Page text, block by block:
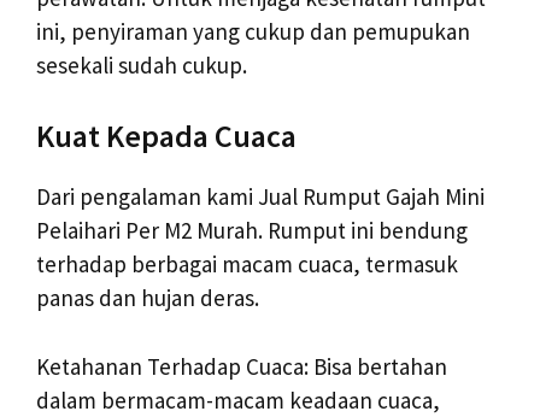
ini, penyiraman yang cukup dan pemupukan
sesekali sudah cukup.
Kuat Kepada Cuaca
Dari pengalaman kami Jual Rumput Gajah Mini
Pelaihari Per M2 Murah. Rumput ini bendung
terhadap berbagai macam cuaca, termasuk
panas dan hujan deras.
Ketahanan Terhadap Cuaca: Bisa bertahan
dalam bermacam-macam keadaan cuaca,